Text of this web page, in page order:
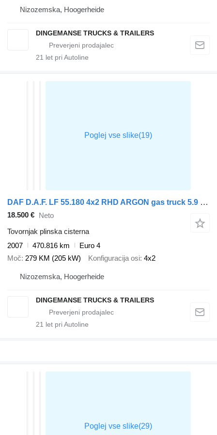
Nizozemska, Hoogerheide
DINGEMANSE TRUCKS & TRAILERS
21 let pri Autoline
DAF D.A.F. LF 55.180 4x2 RHD ARGON gas truck 5.9 m3
18.500 € Neto
Tovornjak plinska cisterna
2007
470.816 km
Euro 4
Moč 279 KM (205 kW) Konfiguracija osi 4x2
Nizozemska, Hoogerheide
DINGEMANSE TRUCKS & TRAILERS
21 let pri Autoline